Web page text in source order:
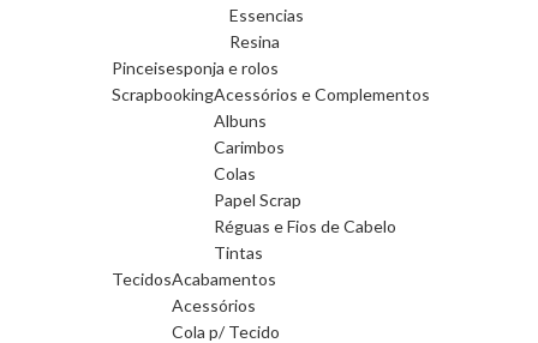
Essencias
Resina
Pinceisesponja e rolos
ScrapbookingAcessórios e Complementos
Albuns
Carimbos
Colas
Papel Scrap
Réguas e Fios de Cabelo
Tintas
TecidosAcabamentos
Acessórios
Cola p/ Tecido